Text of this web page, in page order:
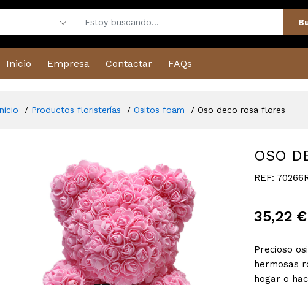
Inicio Empresa Contactar FAQs
Productos floristerías Ositos foam Oso deco rosa flores
OSO
REF:
35,22 €
Precioso
hermosas
hogar o